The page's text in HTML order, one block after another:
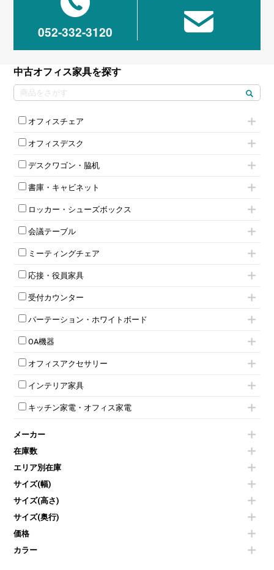
052-332-3120
中古オフィス家具を探す
オフィスチェア
肘付きチェア
肘無しチェア
役員チェア
オフィスチェアその他
オフィスデスク
片袖机
フリーアドレスデスク（ベンチデスク）
昇降デスク
両袖机
デスクワゴン・脇机
インワゴン2段
インワゴン3段
脇机
書庫・キャビネット
ハイキャビネット
ローキャビネット
両開きキャビネット
上下連結キャビネット
軽量ラック（スチールラック）
収納家具その他
両開書庫
ラテラル書庫
ロッカー・シューズボックス
1人用ロッカー
2人用ロッカー
3人用ロッカー
5人用ロッカー
8人用ロッカー
多人数ロッカー
ダイヤル錠ロッカー
ダイヤル錠ロッカー
ワードローブ・クローゼット
会議テーブル
ミーティングテーブル
スタッキングテーブル
ネスティングテーブル
カウンターテーブル
T字脚テーブル
会議テーブルW1200～
会議テーブルW1800～
平行スタックテーブル
会議テーブルその他
ミーティングチェア
キャスター付きミーティングチェア
スタッキングミーティングチェア
テーブル付きミーティングチェア
折りたたみミーティングチェア
ハイチェア
ミーティングチェアその他
応接・役員家具
応接セット
応接ソファ
応接チェア
応接・役員家具その他
受付カウンター
ハイカウンター
ローカウンター
ラウンジカウンター
パーテーション・ホワイトボード
パーテーション
自立タイプパーテーション
パーテーションその他
壁掛けホワイトボード
ホワイトボードその他
OA機器
電話機（ビジネスフォン）
シュレッダー
スクリーン
その他OA機器
オフィスアクセサリー
チェア用台車
演台・講演台・演説台
防音パネル
コートハンガー・ポールハンガー
傘立て
食器棚・キッチンキャビネット
カタログスタンド
オフィスアクセサリーその他
インテリア家具
モールドチェア
ダイニングチェア
カウンターテーブル
センターテーブル・サイドテーブル
ベンチ・スツール
ソファ
シェルフ
ダストボックス（ゴミ箱）
インテリア家具その他
キッチン家電・オフィス家電
冷蔵庫・洗濯機
空気清浄機・加湿器
液晶テレビ・モニター類
エアコン
照明機器
掃除機
季節家電
メーカー
在庫数
エリア別在庫
サイズ(幅)
サイズ(高さ)
サイズ(奥行)
価格
カラー